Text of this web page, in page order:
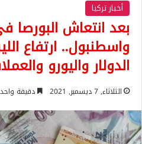
أخبار تركيا
بعد انتعاش البورصا
واسطنبول.. ارتفاع
الدولار واليورو
الثلاثاء, 7 ديسمبر, 2021 دقيقة